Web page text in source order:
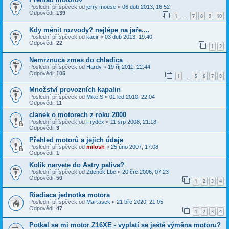
Poslední příspěvek od jerry mouse « 06 dub 2013, 16:52
Odpovědi: 139 1 7 8 9 10
Kdy měnit rozvody? nejlépe na jaře....
Poslední příspěvek od kacir « 03 dub 2013, 19:40
Odpovědi: 22 1 2
Nemrznuca zmes do chladica
Poslední příspěvek od Hardy « 19 říj 2011, 22:44
Odpovědi: 105 1 5 6 7 8
Množství provozních kapalin
Poslední příspěvek od Mike.S « 01 led 2010, 22:04
Odpovědi: 11
clanek o motorech z roku 2000
Poslední příspěvek od Frydex « 11 srp 2008, 21:18
Odpovědi: 3
Přehled motorů a jejich údaje
Poslední příspěvek od milosh « 25 úno 2007, 17:08
Odpovědi: 1
Kolik narvete do Astry paliva?
Poslední příspěvek od Zdeněk Lbc « 20 črc 2006, 07:23
Odpovědi: 50 1 2 3 4
Riadiaca jednotka motora
Poslední příspěvek od Marťasek « 21 bře 2020, 21:05
Odpovědi: 47 1 2 3 4
Potkal se mi motor Z16XE - vyplatí se ještě výměna motoru?